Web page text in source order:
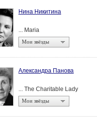
Нина Никитина
... Maria
Мои звёзды
Александра Панова
... The Charitable Lady
Мои звёзды